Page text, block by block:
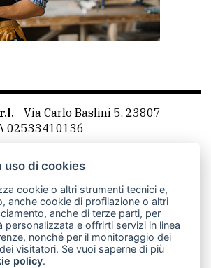
- Via Carlo Baslini 5, 23807 -
02533410136
LeccoOnline
RSS
policy
sui cookie
uso di cookies
cookie o altri strumenti tecnici e,
anche cookie di profilazione o altri
anche di terze parti, per
personalizzata e offrirti servizi in linea
nonché per il monitoraggio dei
visitatori. Se vuoi saperne di più
policy.